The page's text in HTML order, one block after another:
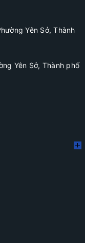
Yên Sở, Thành
Yên Sở, Thành phố